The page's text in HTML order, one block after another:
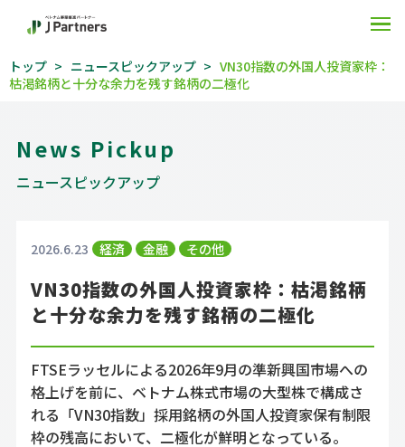
トップ ニュースピックアップ
VN30指数の外国人投資家枠：
枯渇銘柄と十分な余力を残す銘柄の二極化
News Pickup
ニュースピックアップ
2026.6.23 経済 金融 その他
VN30指数の外国人投資家枠：枯渇銘柄
と十分な余力を残す銘柄の二極化
FTSEラッセルによる2026年9月の準新興国市場への
格上げを前に、ベトナム株式市場の大型株で構成さ
れる「VN30指数」採用銘柄の外国人投資家保有制限
枠の残高において、二極化が鮮明となっている。